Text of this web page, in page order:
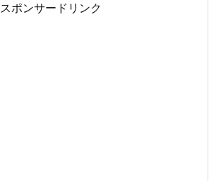
スポンサードリンク